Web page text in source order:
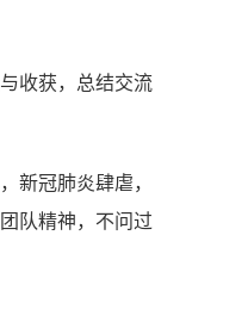
收获，总结交流
新冠肺炎肆虐，
队精神，不问过